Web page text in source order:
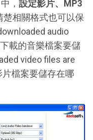
， 設定影片、MP3
楚相關格式也可以保
audio
載的音樂檔案要儲
video files are
檔案要儲存在哪